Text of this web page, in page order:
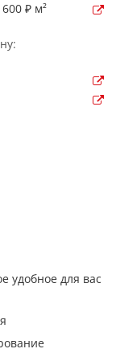
600 ₽ м²
удобное для вас